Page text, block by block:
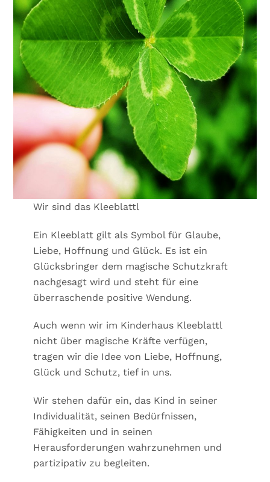
Wir sind das Kleeblattl
Ein Kleeblatt gilt als Symbol für Glaube,
Liebe, Hoffnung und Glück. Es ist ein
Glücksbringer dem magische Schutzkraft
nachgesagt wird und steht für eine
überraschende positive Wendung.
Auch wenn wir im Kinderhaus Kleeblattl
nicht über magische Kräfte verfügen,
tragen wir die Idee von Liebe, Hoffnung,
Glück und Schutz, tief in uns.
Wir stehen dafür ein, das Kind in seiner
Individualität, seinen Bedürfnissen,
Fähigkeiten und in seinen
Herausforderungen wahrzunehmen und
partizipativ zu begleiten.